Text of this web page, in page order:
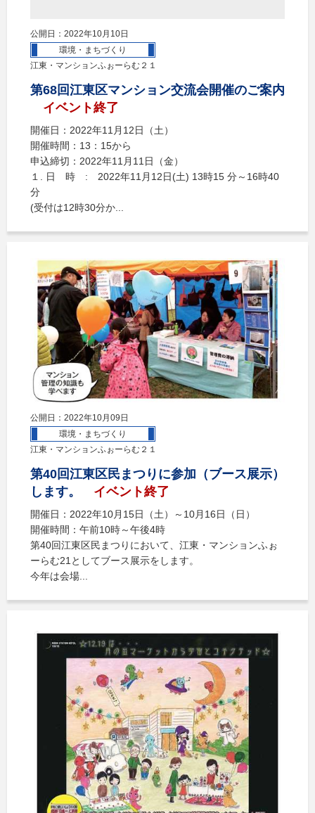
公開日：2022年10月10日
環境・まちづくり
江東・マンションふぉーらむ２１
第68回江東区マンション交流会開催のご案内
イベント終了
開催日：2022年11月12日（土）
開催時間：13：15から
申込締切：2022年11月11日（金）
１. 日 時 : 2022年11月12日(土) 13時15 分～16時40
分
(受付は12時30分か...
公開日：2022年10月09日
環境・まちづくり
江東・マンションふぉーらむ２１
第40回江東区民まつりに参加（ブース展示）
します。
イベント終了
開催日：2022年10月15日（土）～10月16日（日）
開催時間：午前10時～午後4時
第40回江東区民まつりにおいて、江東・マンションふぉ
ーらむ21としてブース展示をします。
今年は会場...